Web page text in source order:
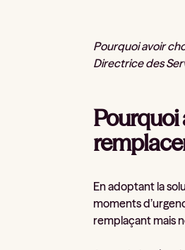
Pourquoi avoir
Directrice des
Pourquoi
En adoptant la
moments
remplaçant mais